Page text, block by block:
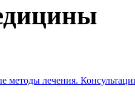
методы лечения.